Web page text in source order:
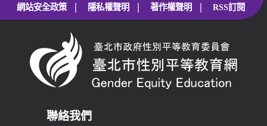
網站安全政策 | 隱私權聲明 | 著作權聲明 | RSS訂閱
聯絡我們